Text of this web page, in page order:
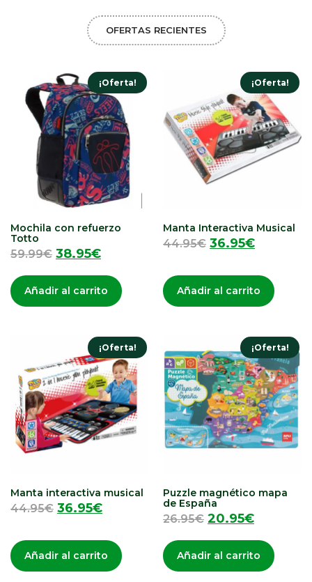
OFERTAS RECIENTES
¡Oferta!
Mochila con refuerzo
Totto
59.99€ 38.95€
Añadir al carrito
¡Oferta!
Manta Interactiva Musical
44.95€ 36.95€
Añadir al carrito
¡Oferta!
Manta interactiva musical
44.95€ 36.95€
Añadir al carrito
¡Oferta!
Puzzle magnético mapa
de España
26.95€ 20.95€
Añadir al carrito